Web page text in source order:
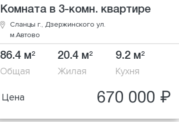
Комната в 3-комн. квартире
Сланцы г., Дзержинского ул.
м.Автово
86.4 м2
Общая
20.4 м2
Жилая
9.2 м2
Кухня
Цена 670 000 ₽